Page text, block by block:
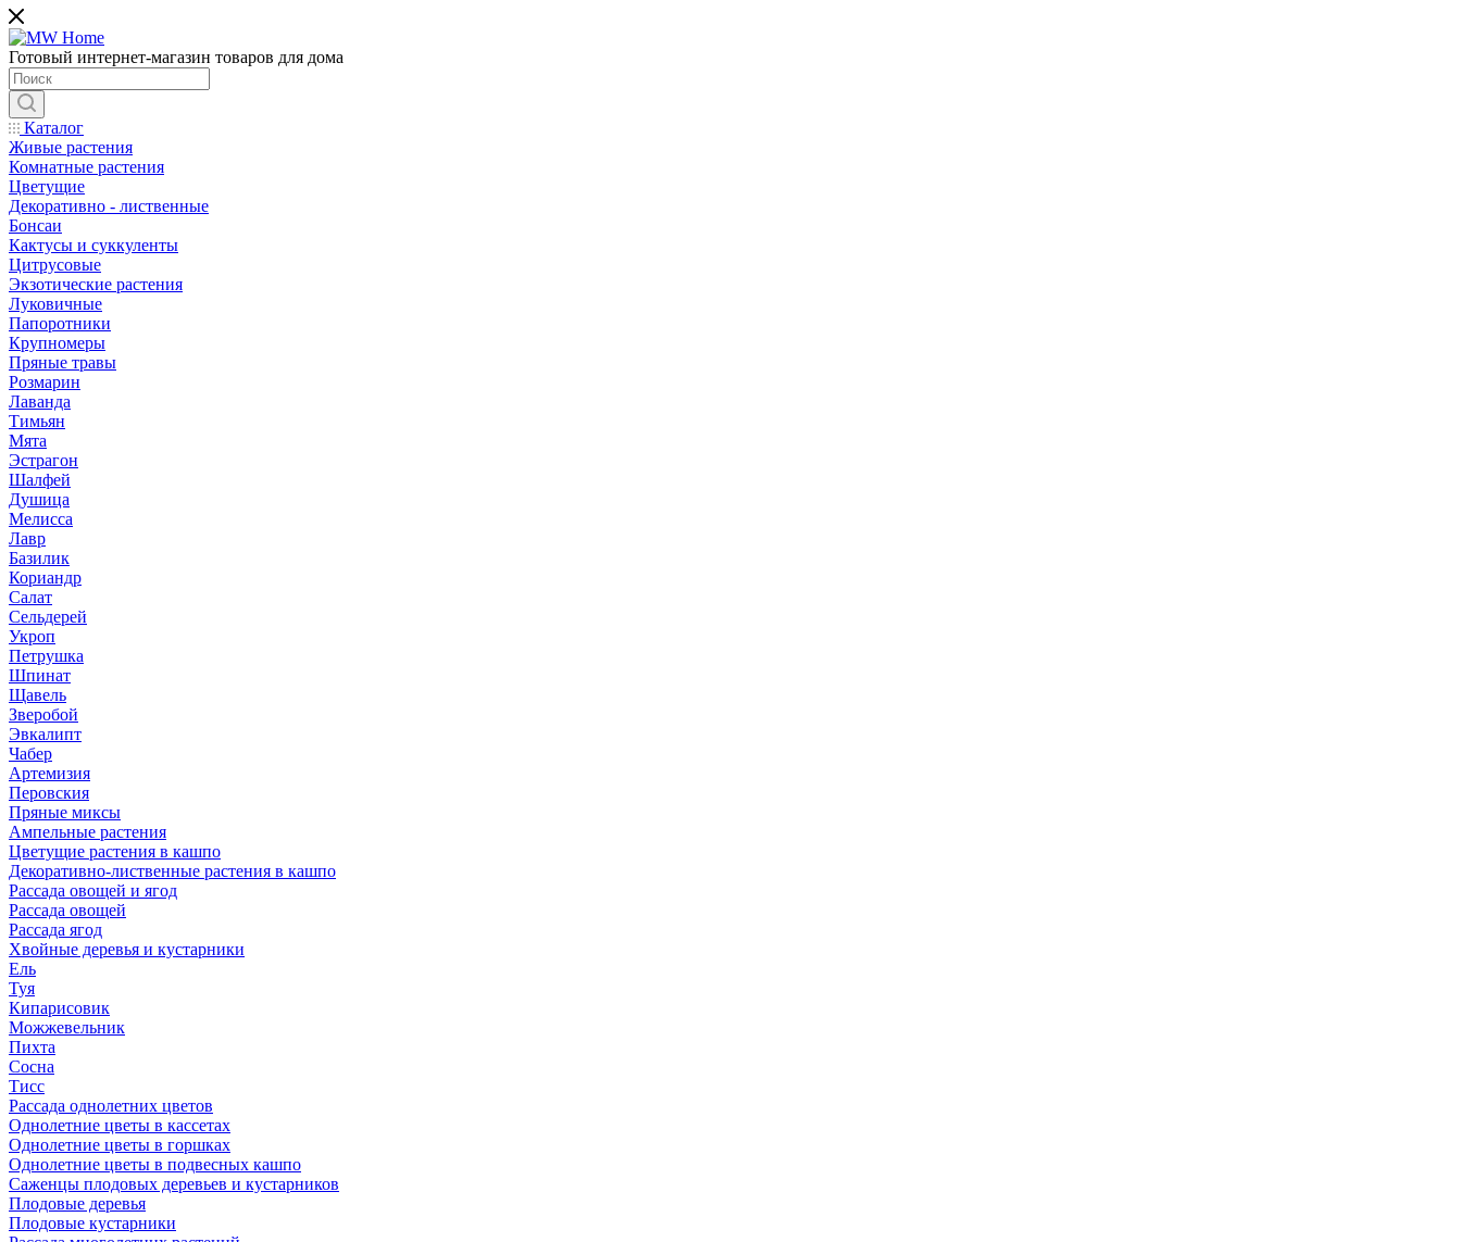
Готовый интернет-магазин товаров для дома
Каталог
Живые растения
Комнатные растения
Цветущие
Декоративно - лиственные
Бонсаи
Кактусы и суккуленты
Цитрусовые
Экзотические растения
Луковичные
Папоротники
Крупномеры
Пряные травы
Розмарин
Лаванда
Тимьян
Мята
Эстрагон
Шалфей
Душица
Мелисса
Лавр
Базилик
Кориандр
Салат
Сельдерей
Укроп
Петрушка
Шпинат
Щавель
Зверобой
Эвкалипт
Чабер
Артемизия
Перовския
Пряные миксы
Ампельные растения
Цветущие растения в кашпо
Декоративно-лиственные растения в кашпо
Рассада овощей и ягод
Рассада овощей
Рассада ягод
Хвойные деревья и кустарники
Ель
Туя
Кипарисовик
Можжевельник
Пихта
Сосна
Тисc
Рассада однолетних цветов
Однолетние цветы в кассетах
Однолетние цветы в горшках
Однолетние цветы в подвесных кашпо
Саженцы плодовых деревьев и кустарников
Плодовые деревья
Плодовые кустарники